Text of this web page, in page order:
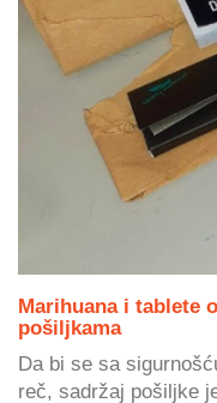
Marihuana i tablete
pošiljkama
Da bi se sa
reč, sadržaj pošiljke